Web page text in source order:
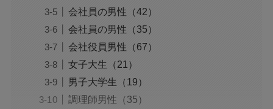
会社員の男性（42）
会社員の男性（35）
会社役員男性（67）
女子大生（21）
男子大学生（19）
調理師男性（35）